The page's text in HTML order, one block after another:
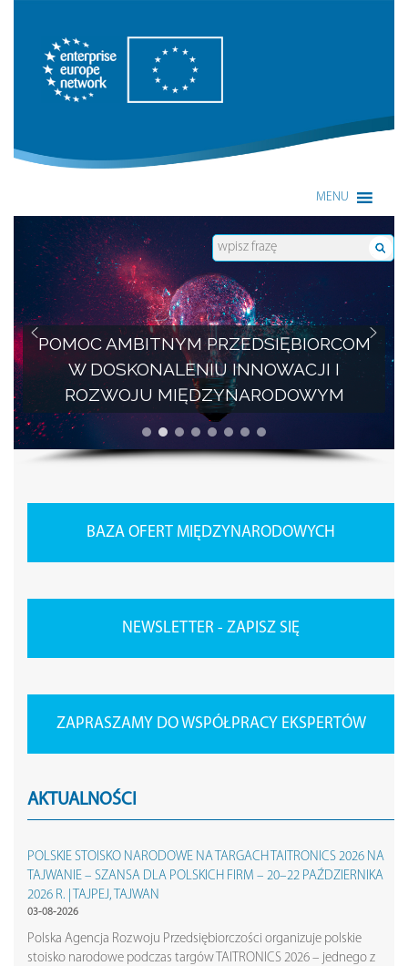
Enterprise Europe Network
MENU
POMOC AMBITNYM PRZEDSIĘBIORCOM
W DOSKONALENIU INNOWACJI I
ROZWOJU MIĘDZYNARODOWYM
BAZA OFERT MIĘDZYNARODOWYCH
NEWSLETTER - ZAPISZ SIĘ
ZAPRASZAMY DO WSPÓŁPRACY EKSPERTÓW
AKTUALNOŚCI
POLSKIE STOISKO NARODOWE NA TARGACH TAITRONICS 2026 NA
TAJWANIE – SZANSA DLA POLSKICH FIRM – 20–22 PAŹDZIERNIKA
2026 R. | TAJPEJ, TAJWAN
03-08-2026
Polska Agencja Rozwoju Przedsiębiorczości organizuje polskie
stoisko narodowe podczas targów TAITRONICS 2026 – jednego z